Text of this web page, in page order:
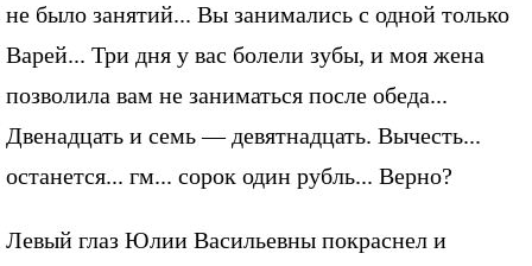
не было занятий... Вы занимались с одной только
Варей... Три дня у вас болели зубы, и моя жена
позволила вам не заниматься после обеда...
Двенадцать и семь — девятнадцать. Вычесть...
останется... гм... сорок один рубль... Верно?
Левый глаз Юлии Васильевны покраснел и